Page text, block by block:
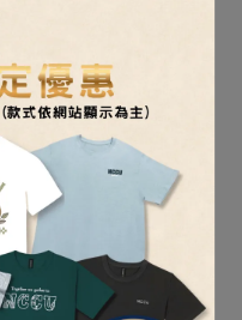
已售完